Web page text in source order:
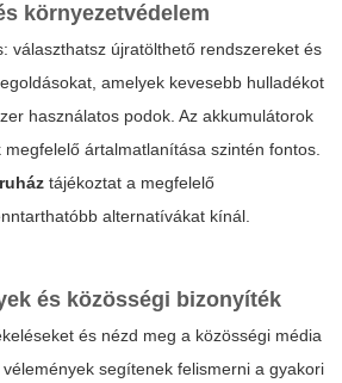
környezetvédelem
választhatsz újratölthető rendszereket és
amelyek kevesebb hulladékot
használatos podok. Az akkumulátorok
ártalmatlanítása szintén fontos.
tájékoztat a megfelelő
alternatívákat kínál.
és közösségi bizonyíték
és nézd meg a közösségi média
segítenek felismerni a gyakori